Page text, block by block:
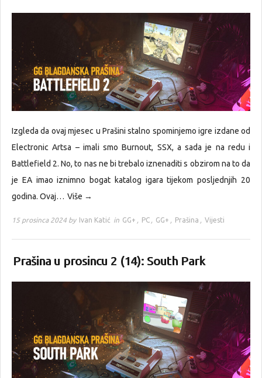
Izgleda da ovaj mjesec u Prašini stalno spominjemo igre izdane od
Electronic Artsa – imali smo Burnout, SSX, a sada je na redu i
Battlefield 2. No, to nas ne bi trebalo iznenaditi s obzirom na to da
je EA imao iznimno bogat katalog igara tijekom posljednjih 20
godina. Ovaj… Više →
15 prosinca 2024 by Ivan Katić in GG+ , PC , GG+ , Prašina , Vijesti
Prašina u prosincu 2 (14): South Park